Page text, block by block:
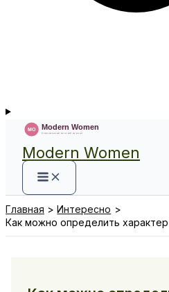
Modern Women
Главная
Интересно
Как можно определить